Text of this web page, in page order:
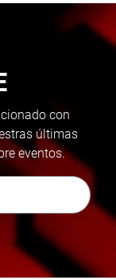
con
últimas
eventos.